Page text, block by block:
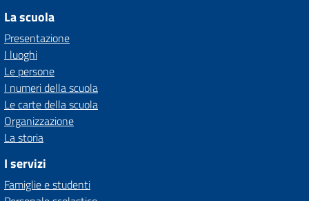
La scuola
Presentazione
I luoghi
Le persone
I numeri della scuola
Le carte della scuola
Organizzazione
La storia
I servizi
Famiglie e studenti